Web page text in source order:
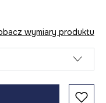
wymiary produktu